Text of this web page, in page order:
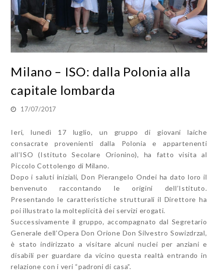
Milano – ISO: dalla Polonia alla
capitale lombarda
17/07/2017
Ieri, lunedì 17 luglio, un gruppo di giovani laiche
consacrate provenienti dalla Polonia e appartenenti
all’ISO (Istituto Secolare Orionino), ha fatto visita al
Piccolo Cottolengo di Milano.
Dopo i saluti iniziali, Don Pierangelo Ondei ha dato loro il
benvenuto raccontando le origini dell’Istituto.
Presentando le caratteristiche strutturali il Direttore ha
poi illustrato la molteplicità dei servizi erogati.
Successivamente il gruppo, accompagnato dal Segretario
Generale dell’Opera Don Orione Don Silvestro Sowizdrzal,
è stato indirizzato a visitare alcuni nuclei per anziani e
disabili per guardare da vicino questa realtà entrando in
relazione con i veri “padroni di casa”.